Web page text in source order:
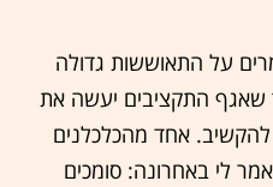
על התאוששות גדולה
התקציבים יעשה את
אחד מהכלכלנים
לי באחרונה: סומכים